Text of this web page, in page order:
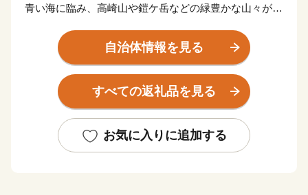
青い海に臨み、高崎山や鎧ケ岳などの緑豊かな山々が周
東九州経済の中心地であり、戦国時代の武将・大友宗麟
公の時代より日本を代表する国際色豊かな貿易都市・南
蛮文化の発祥都市として繁栄し、高度成長期以降は工業
を中心として幅広い産業が展開され、製造品出荷額は九
一方で豊かな自然にも恵まれ、全国ブランド「関あじ・
関さば」をはじめとした海産物や、「豊後牛」「おおい
自治体情報を見る
すべての返礼品を見る
お気に入りに追加する